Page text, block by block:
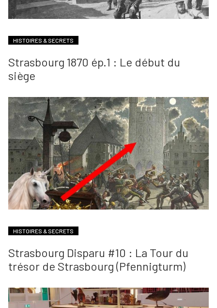
HISTOIRES & SECRETS
Strasbourg 1870 ép.1 : Le début du
siège
HISTOIRES & SECRETS
Strasbourg Disparu #10 : La Tour du
trésor de Strasbourg (Pfennigturm)